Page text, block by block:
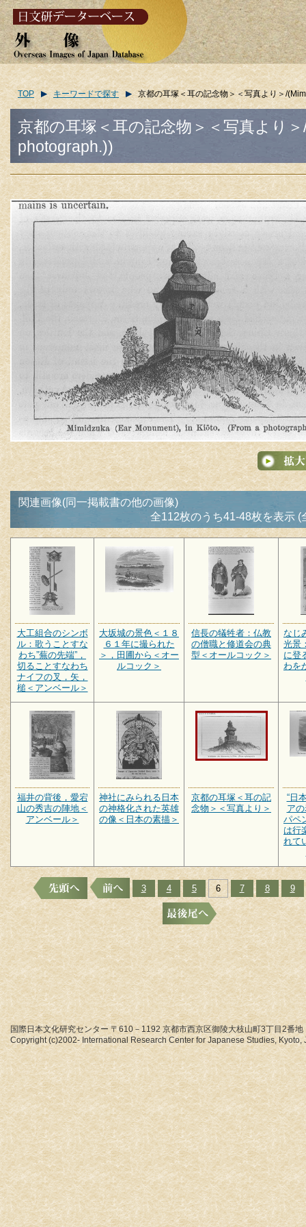
TOP キーワードで探す 京都の耳塚＜耳の記念物＞＜写真より＞/
京都の耳塚＜耳の記念物＞＜写真より
photograph.))
関連画像(同一掲載書の他の画像)
全112枚のうち41-48枚を表示 (
大工組合のシンボ
ル：歌うことすな
わち”蕪の先端”，
切ることすなわち
ナイフの叉，矢，
槌＜アンベール＞
大坂城の景色＜１８
６１年に撮られた
＞，田圃から＜オー
ルコック＞
信長の犠牲者：仏教
の僧職と修道会の典
型＜オールコック＞
なじ
光景
に登
わを
福井の背後，愛宕
山の秀吉の陣地＜
アンベール＞
神社にみられる日本
の神格化された英雄
の像＜日本の素描＞
京都の耳塚＜耳の記
念物＞＜写真より＞
“日
ア
パペ
は行
れて
3 4 5 6 7 8 9
国際日本文化研究センター 〒610－1192 京都市西京区御陵大枝山町3丁目2番地
Copyright (c)2002- International Research Center for Japanese Studies, Kyoto,